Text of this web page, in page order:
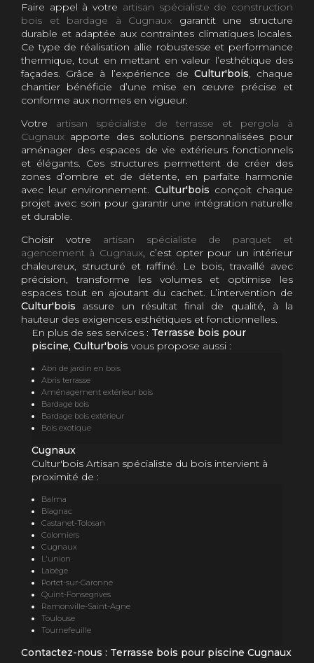
Faire appel à votre artisan spécialiste de construction
bois et bardage à Cugnaux garantit une structure
durable et adaptée aux contraintes climatiques locales.
Ce type de réalisation allie robustesse et performance
thermique, tout en mettant en valeur l’esthétique des
façades. Grâce à l’expérience de Cultur'bois, chaque
chantier bénéficie d’une mise en œuvre précise et
conforme aux normes en vigueur.
Votre artisan spécialiste de terrasse et pergola à
Cugnaux apporte des solutions personnalisées pour
aménager des espaces de vie extérieurs fonctionnels
et élégants. Ces structures permettent de créer des
zones d’ombre et de détente, en parfaite harmonie
avec leur environnement. Cultur'bois conçoit chaque
projet avec soin pour garantir une intégration naturelle
et durable.
Choisir votre artisan spécialiste de parquet et
agencement à Cugnaux, c’est opter pour un intérieur
chaleureux, structuré et raffiné. Le bois, travaillé avec
précision, transforme les volumes et optimise les
espaces tout en ajoutant du cachet. L’intervention de
Cultur'bois assure un résultat final de qualité, à la
hauteur des exigences esthétiques et fonctionnelles.
En plus de ses services : Terrasse bois pour
piscine, Cultur'bois vous propose aussi :
Abri de jardin en bois
Abris terrasse
Aménagement extérieur bois
Bardage bois
Bardage bois extérieur
Bois exotique
Cugnaux
Cultur'bois Artisan spécialiste du bois intervient à
proximité de :
Balma
Blagnac
Castanet-Tolosan
Colomiers
Cugnaux
L'union
Labège
Portet-sur-Garonne
Quint-Fonsegrives
Ramonville-Saint-Agne
Toulouse
Tournefeuille
Contactez-nous : Terrasse bois pour piscine Cugnaux